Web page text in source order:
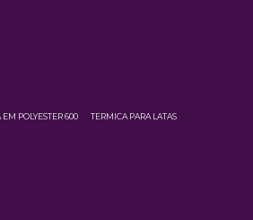
POLYESTER 600 TERMICA PARA LATAS